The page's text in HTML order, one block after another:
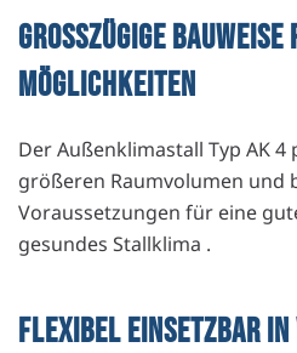
GROSSZÜGIGE BAUWEISE
ÖGLICHKEITEN
Der Außenklimastall Typ AK
größeren Raumvolumen und
Voraussetzungen für eine
gesundes Stallklima .
FLEXIBEL EINSETZBAR IN